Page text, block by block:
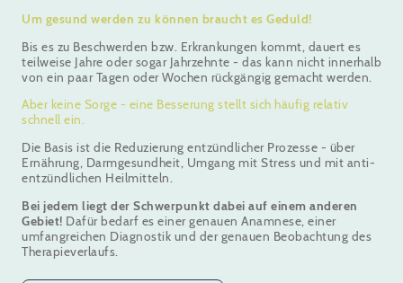
Um gesund werden zu können braucht es Geduld!
Bis es zu Beschwerden bzw. Erkrankungen kommt, dauert es
teilweise Jahre oder sogar Jahrzehnte - das kann nicht innerhalb
von ein paar Tagen oder Wochen rückgängig gemacht werden.
Aber keine Sorge - eine Besserung stellt sich häufig relativ
schnell ein.
Die Basis ist die Reduzierung entzündlicher Prozesse - über
Ernährung, Darmgesundheit, Umgang mit Stress und mit anti-
entzündlichen Heilmitteln.
Bei jedem liegt der Schwerpunkt dabei auf einem anderen
Gebiet! Dafür bedarf es einer genauen Anamnese, einer
umfangreichen Diagnostik und der genauen Beobachtung des
Therapieverlaufs.